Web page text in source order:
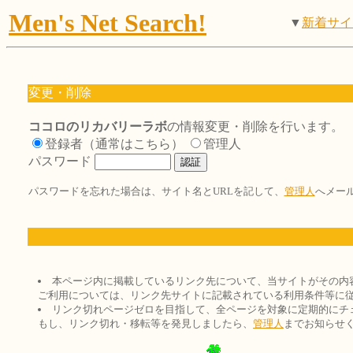
Men's Net Search! ▼ 新着サ
変更・削除
ココロのリカバリーラボの情報変更・削除を行います。
登録者（通常はこちら）
管理人
パスワード
パスワードを忘れた場合は、サイト名とURLを記して、 管理人へメー
本ページ内に掲載しているリンク先について、当サイトがその
ご利用については、リンク先サイトに記載されている利用条件等に
リンク切れページゼロを目指して、全ページを対象に定期的に
もし、リンク切れ・移転等を発見しましたら、 管理人 までお知らせ